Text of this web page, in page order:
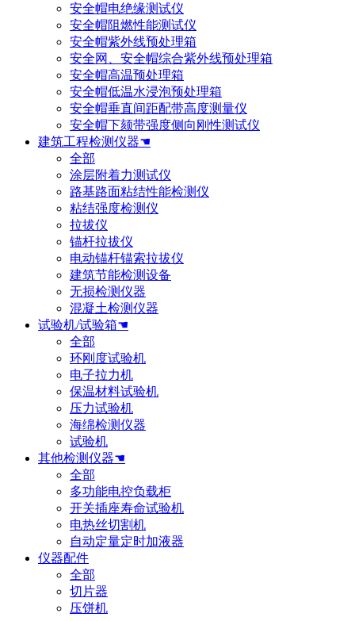
安全帽电绝缘测试仪
安全帽阻燃性能测试仪
安全帽紫外线预处理箱
安全网、安全帽综合紫外线预处理箱
安全帽高温预处理箱
安全帽低温水浸泡预处理箱
安全帽垂直间距配带高度测量仪
安全帽下颏带强度侧向刚性测试仪
建筑工程检测仪器☚
全部
涂层附着力测试仪
路基路面粘结性能检测仪
粘结强度检测仪
拉拔仪
锚杆拉拔仪
电动锚杆锚索拉拔仪
建筑节能检测设备
无损检测仪器
混凝土检测仪器
试验机/试验箱☚
全部
环刚度试验机
电子拉力机
保温材料试验机
压力试验机
海绵检测仪器
试验机
其他检测仪器☚
全部
多功能电控负载柜
开关插座寿命试验机
电热丝切割机
自动定量定时加液器
仪器配件
全部
切片器
压饼机